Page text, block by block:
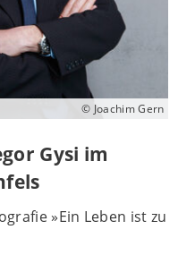
© Joachim Gern
Gysi im
»Ein Leben ist zu